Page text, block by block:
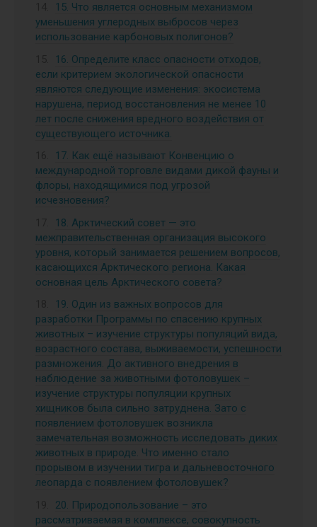
15. Что является основным механизмом
уменьшения углеродных выбросов через
использование карбоновых полигонов?
16. Определите класс опасности отходов,
если критерием экологической опасности
являются следующие изменения: экосистема
нарушена, период восстановления не менее 10
лет после снижения вредного воздействия от
существующего источника.
17. Как ещё называют Конвенцию о
международной торговле видами дикой фауны и
флоры, находящимися под угрозой
исчезновения?
18. Арктический совет — это
межправительственная организация высокого
уровня, который занимается решением вопросов,
касающихся Арктического региона. Какая
основная цель Арктического совета?
19. Один из важных вопросов для
разработки Программы по спасению крупных
животных – изучение структуры популяций вида,
возрастного состава, выживаемости, успешности
размножения. До активного внедрения в
наблюдение за животными фотоловушек –
изучение структуры популяции крупных
хищников была сильно затруднена. Зато с
появлением фотоловушек возникла
замечательная возможность исследовать диких
животных в природе. Что именно стало
прорывом в изучении тигра и дальневосточного
леопарда с появлением фотоловушек?
20. Природопользование – это
рассматриваемая в комплексе, совокупность